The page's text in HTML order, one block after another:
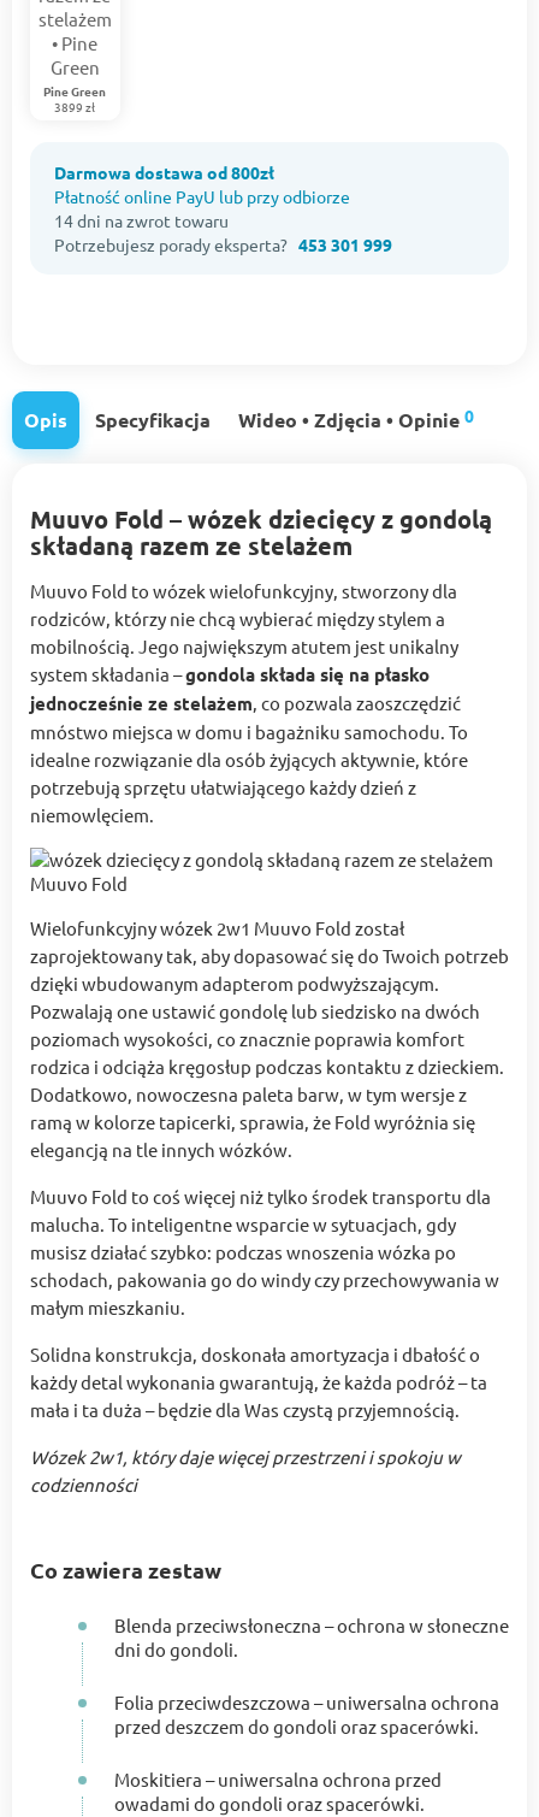
Pine Green
3899 zł
Darmowa dostawa od 800zł
Płatność online PayU lub przy odbiorze
14 dni na zwrot towaru
Potrzebujesz porady eksperta? 453 301 999
Opis Specyfikacja Wideo • Zdjęcia • Opinie 0
Muuvo Fold – wózek dziecięcy z gondolą
składaną razem ze stelażem
Muuvo Fold to wózek wielofunkcyjny, stworzony dla
rodziców, którzy nie chcą wybierać między stylem a
mobilnością. Jego największym atutem jest unikalny
system składania –gondola składa się na płasko
jednocześnie ze stelażem, co pozwala zaoszczędzić
mnóstwo miejsca w domu i bagażniku samochodu. To
idealne rozwiązanie dla osób żyjących aktywnie, które
potrzebują sprzętu ułatwiającego każdy dzień z
niemowlęciem.
Wielofunkcyjny wózek 2w1 Muuvo Fold został
zaprojektowany tak, aby dopasować się do Twoich potrzeb
dzięki wbudowanym adapterom podwyższającym.
Pozwalają one ustawić gondolę lub siedzisko na dwóch
poziomach wysokości, co znacznie poprawia komfort
rodzica i odciąża kręgosłup podczas kontaktu z dzieckiem.
Dodatkowo, nowoczesna paleta barw, w tym wersje z
ramą w kolorze tapicerki, sprawia, że Fold wyróżnia się
elegancją na tle innych wózków.
Muuvo Fold to coś więcej niż tylko środek transportu dla
malucha. To inteligentne wsparcie w sytuacjach, gdy
musisz działać szybko: podczas wnoszenia wózka po
schodach, pakowania go do windy czy przechowywania w
małym mieszkaniu.
Solidna konstrukcja, doskonała amortyzacja i dbałość o
każdy detal wykonania gwarantują, że każda podróż – ta
mała i ta duża – będzie dla Was czystą przyjemnością.
Wózek 2w1, który daje więcej przestrzeni i spokoju w
codzienności
Co zawiera zestaw
Blenda przeciwsłoneczna – ochrona w słoneczne
dni do gondoli.
Folia przeciwdeszczowa – uniwersalna ochrona
przed deszczem do gondoli oraz spacerówki.
Moskitiera – uniwersalna ochrona przed
owadami do gondoli oraz spacerówki.